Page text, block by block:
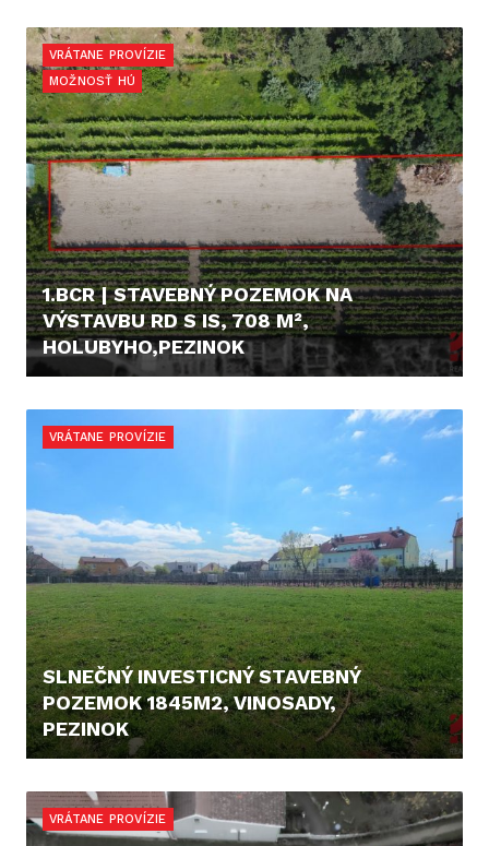
VRÁTANE PROVÍZIE
MOŽNOSŤ HÚ
1.BCR | STAVEBNÝ POZEMOK NA
VÝSTAVBU RD S IS, 708 M²,
HOLUBYHO,PEZINOK
VRÁTANE PROVÍZIE
SLNEČNÝ INVESTICNÝ STAVEBNÝ
POZEMOK 1845M2, VINOSADY,
PEZINOK
VRÁTANE PROVÍZIE